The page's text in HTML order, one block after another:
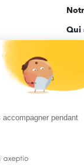
Qui
pendant